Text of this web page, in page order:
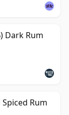
Dark Rum
Rum